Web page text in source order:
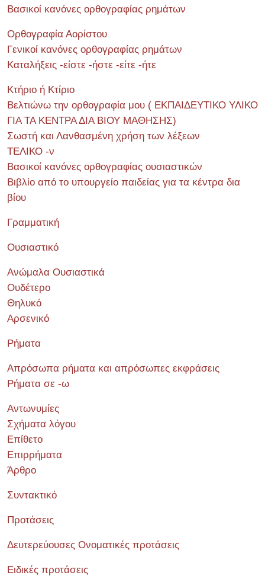
Βασικοί κανόνες ορθογραφίας ρημάτων
Ορθογραφία Αορίστου
Γενικοί κανόνες ορθογραφίας ρημάτων
Καταλήξεις -είστε -ήστε -είτε -ήτε
Κτήριο ή Κτίριο
Βελτιώνω την ορθογραφία μου ( ΕΚΠΑΙΔΕΥΤΙΚΟ ΥΛΙΚΟ
ΓΙΑ ΤΑ ΚΕΝΤΡΑ ΔΙΑ ΒΙΟΥ ΜΑΘΗΣΗΣ)
Σωστή και Λανθασμένη χρήση των λέξεων
ΤΕΛΙΚΟ -ν
Βασικοί κανόνες ορθογραφίας ουσιαστικών
Βιβλίο από το υπουργείο παιδείας για τα κέντρα δια
βίου
Γραμματική
Ουσιαστικό
Ανώμαλα Ουσιαστικά
Ουδέτερο
Θηλυκό
Αρσενικό
Ρήματα
Απρόσωπα ρήματα και απρόσωπες εκφράσεις
Ρήματα σε -ω
Αντωνυμίες
Σχήματα λόγου
Επίθετο
Επιρρήματα
Άρθρο
Συντακτικό
Προτάσεις
Δευτερεύουσες Ονοματικές προτάσεις
Ειδικές προτάσεις